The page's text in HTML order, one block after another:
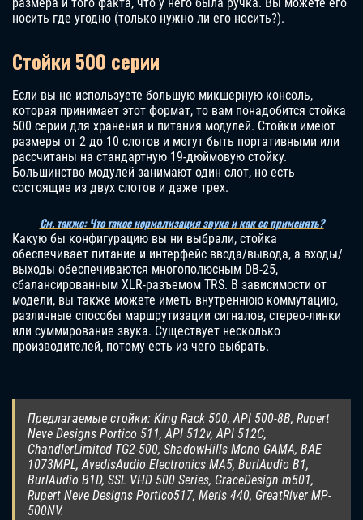
носить где угодно (только нужно ли его носить?).
Стойки 500 серии
Если вы не используете большую микшерную консоль,
которая принимает этот формат, то вам понадобится стойка
500 серии для хранения и питания модулей. Стойки имеют
размеры от 2 до 10 слотов и могут быть портативными или
рассчитаны на стандартную 19-дюймовую стойку.
Большинство модулей занимают один слот, но есть
состоящие из двух слотов и даже трех.
См. также: Что такое нормализация звука и как ее применять?
Какую бы конфигурацию вы ни выбрали, стойка
обеспечивает питание и интерфейс ввода/вывода, а входы/
выходы обеспечиваются многополюсным DB-25,
сбалансированным XLR-разъемом TRS. В зависимости от
модели, вы также можете иметь внутреннюю коммутацию,
различные способы маршрутизации сигналов, стерео-линки
или суммирование звука. Существует несколько
производителей, потому есть из чего выбрать.
Предлагаемые стойки: King Rack 500, API 500-8B, Rupert
Neve Designs Portico 511, API 512v, API 512C,
ChandlerLimited TG2-500, ShadowHills Mono GAMA, BAE
1073MPL, AvedisAudio Electronics MA5, BurlAudio B1,
BurlAudio B1D, SSL VHD 500 Series, GraceDesign m501,
Rupert Neve Designs Portico517, Meris 440, GreatRiver MP-
500NV.